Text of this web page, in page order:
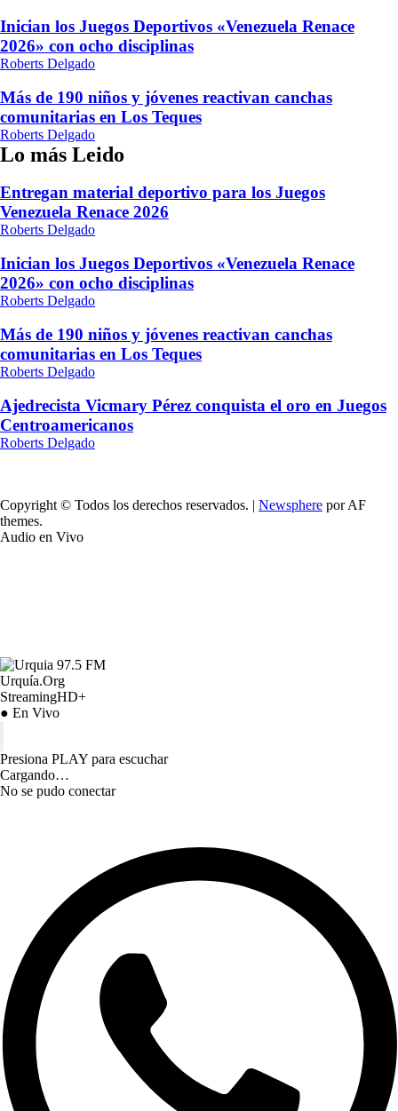
Inician los Juegos Deportivos «Venezuela Renace
2026» con ocho disciplinas
Roberts Delgado
Más de 190 niños y jóvenes reactivan canchas
comunitarias en Los Teques
Roberts Delgado
Lo más Leido
Entregan material deportivo para los Juegos
Venezuela Renace 2026
Roberts Delgado
Inician los Juegos Deportivos «Venezuela Renace
2026» con ocho disciplinas
Roberts Delgado
Más de 190 niños y jóvenes reactivan canchas
comunitarias en Los Teques
Roberts Delgado
Ajedrecista Vicmary Pérez conquista el oro en Juegos
Centroamericanos
Roberts Delgado
Copyright © Todos los derechos reservados. | Newsphere por AF
themes.
Audio en Vivo
Urquía.Org
StreamingHD+
● En Vivo
Presiona PLAY para escuchar
Cargando…
No se pudo conectar